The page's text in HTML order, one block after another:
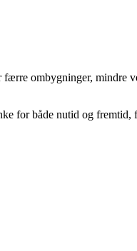
ombygninger, mindre
for både nutid og